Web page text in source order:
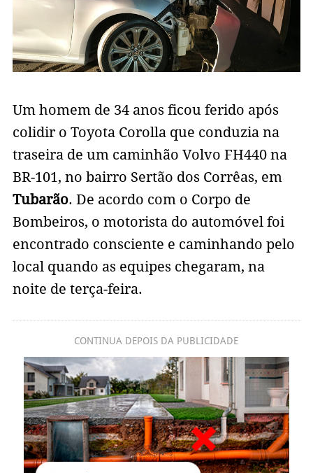
Um homem de 34 anos ficou ferido após
colidir o Toyota Corolla que conduzia na
traseira de um caminhão Volvo FH440 na
BR-101, no bairro Sertão dos Corrêas, em
Tubarão. De acordo com o Corpo de
Bombeiros, o motorista do automóvel foi
encontrado consciente e caminhando pelo
local quando as equipes chegaram, na
noite de terça-feira.
CONTINUA DEPOIS DA PUBLICIDADE